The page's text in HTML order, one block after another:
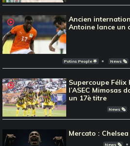
Ancien
Antoine lance un
Potins People 🌟 News 🗞️
Supercoupe
l’ASEC Mimosas
un 17è titre
News 🗞️
Mercato :
News 🗞️